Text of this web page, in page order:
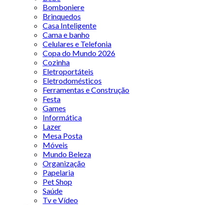
Bomboniere
Brinquedos
Casa Inteligente
Cama e banho
Celulares e Telefonia
Copa do Mundo 2026
Cozinha
Eletroportáteis
Eletrodomésticos
Ferramentas e Construção
Festa
Games
Informática
Lazer
Mesa Posta
Móveis
Mundo Beleza
Organização
Papelaria
Pet Shop
Saúde
Tv e Vídeo